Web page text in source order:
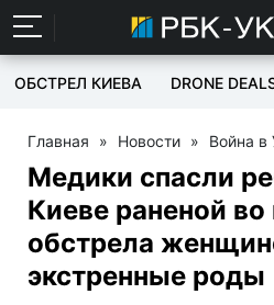
ОБСТРЕЛ КИЕВА DRONE
Главная » Новости » Война в
Медики спасли
Киеве раненой во
обстрела
экстренные роды